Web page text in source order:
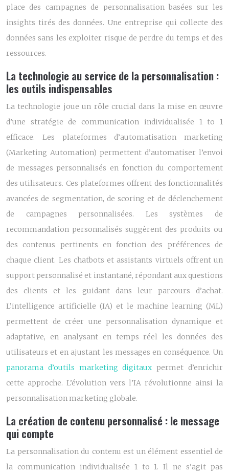
place des campagnes de personnalisation basées sur les
insights tirés des données. Une entreprise qui collecte des
données sans les exploiter risque de perdre du temps et des
ressources.
La technologie au service de la personnalisation :
les outils indispensables
La technologie joue un rôle crucial dans la mise en œuvre
d’une stratégie de communication individualisée 1 to 1
efficace. Les plateformes d’automatisation marketing
(Marketing Automation) permettent d’automatiser l’envoi
de messages personnalisés en fonction du comportement
des utilisateurs. Ces plateformes offrent des fonctionnalités
avancées de segmentation, de scoring et de déclenchement
de campagnes personnalisées. Les systèmes de
recommandation personnalisés suggèrent des produits ou
des contenus pertinents en fonction des préférences de
chaque client. Les chatbots et assistants virtuels offrent un
support personnalisé et instantané, répondant aux questions
des clients et les guidant dans leur parcours d’achat.
L’intelligence artificielle (IA) et le machine learning (ML)
permettent de créer une personnalisation dynamique et
adaptative, en analysant en temps réel les données des
utilisateurs et en ajustant les messages en conséquence. Un
panorama d’outils marketing digitaux permet d’enrichir
cette approche. L’évolution vers l’IA révolutionne ainsi la
personnalisation marketing globale.
La création de contenu personnalisé : le message
qui compte
La personnalisation du contenu est un élément essentiel de
la communication individualisée 1 to 1. Il ne s’agit pas